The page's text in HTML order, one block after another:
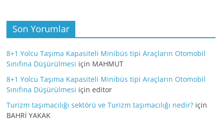
Son Yorumlar
8+1 Yolcu Taşıma Kapasiteli Minibüs tipi Araçların Otomobil
Sınıfına Düşürülmesi için MAHMUT
8+1 Yolcu Taşıma Kapasiteli Minibüs tipi Araçların Otomobil
Sınıfına Düşürülmesi içineditor
Turizm taşımacılığı sektörü ve Turizm taşımacılığı nedir? için
BAHRİ YAKAK